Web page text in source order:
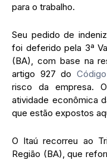
para o trabalho.
Seu pedido de
foi deferido pela 3ª
(BA), com base na
artigo 927 do
risco da empresa.
atividade econômica
que estão expostos
O Itaú recorreu ao
Região (BA), que